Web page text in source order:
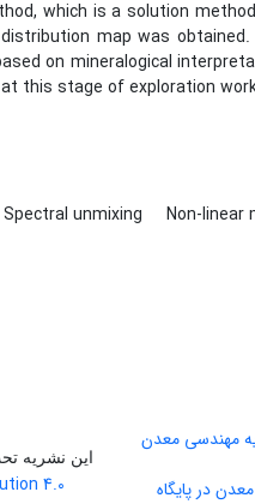
which is a solution
map was
on mineralogical
this stage of exploration
Spectral unmixing Non-linear
در پایگاه
این نشریه
4.0